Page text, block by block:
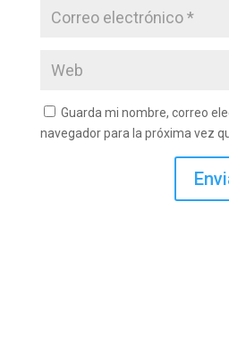
Guarda mi nombre, correo
navegador para la próxima vez